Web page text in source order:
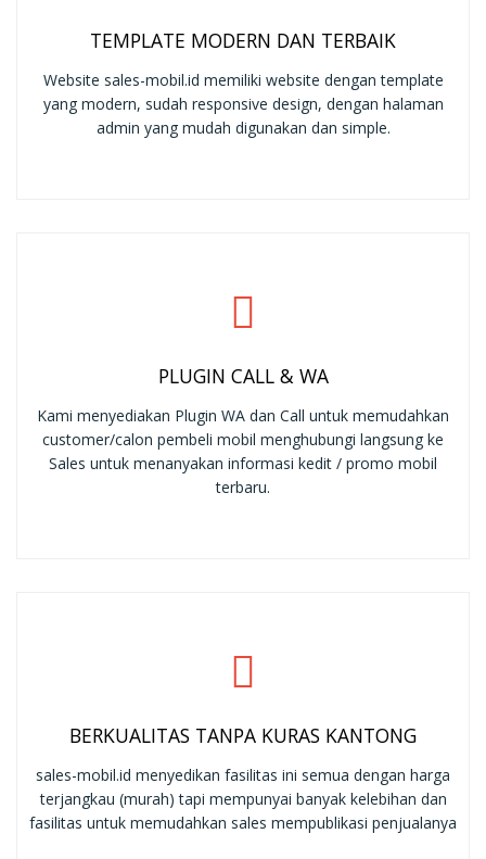
TEMPLATE MODERN DAN TERBAIK
Website sales-mobil.id memiliki website dengan template
yang modern, sudah responsive design, dengan halaman
admin yang mudah digunakan dan simple.
PLUGIN CALL & WA
Kami menyediakan Plugin WA dan Call untuk memudahkan
customer/calon pembeli mobil menghubungi langsung ke
Sales untuk menanyakan informasi kedit / promo mobil
terbaru.
BERKUALITAS TANPA KURAS KANTONG
sales-mobil.id menyedikan fasilitas ini semua dengan harga
terjangkau (murah) tapi mempunyai banyak kelebihan dan
fasilitas untuk memudahkan sales mempublikasi penjualanya